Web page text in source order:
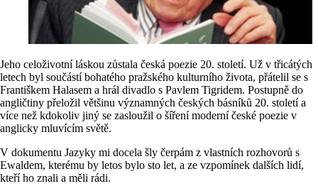
Jeho celoživotní láskou zůstala česká poezie 20. století. Už v třicátých
letech byl součástí bohatého pražského kulturního života, přátelil se s
Františkem Halasem a hrál divadlo s Pavlem Tigridem. Postupně do
angličtiny přeložil většinu významných českých básníků 20. století a
více než kdokoliv jiný se zasloužil o šíření moderní české poezie v
anglicky mluvícím světě.
V dokumentu Jazyky mi docela šly čerpám z vlastních rozhovorů s
Ewaldem, kterému by letos bylo sto let, a ze vzpomínek dalších lidí,
kteří ho znali a měli rádi.